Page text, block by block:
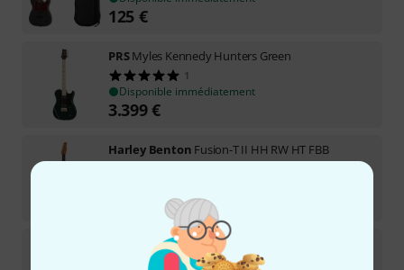
125 €
PRSMyles Kennedy Hunters Green
1
Disponible immédiatement
3.399€
Harley Benton Fusion-T II HH RW HT FBB
Vintera III M 60s Tele VBL